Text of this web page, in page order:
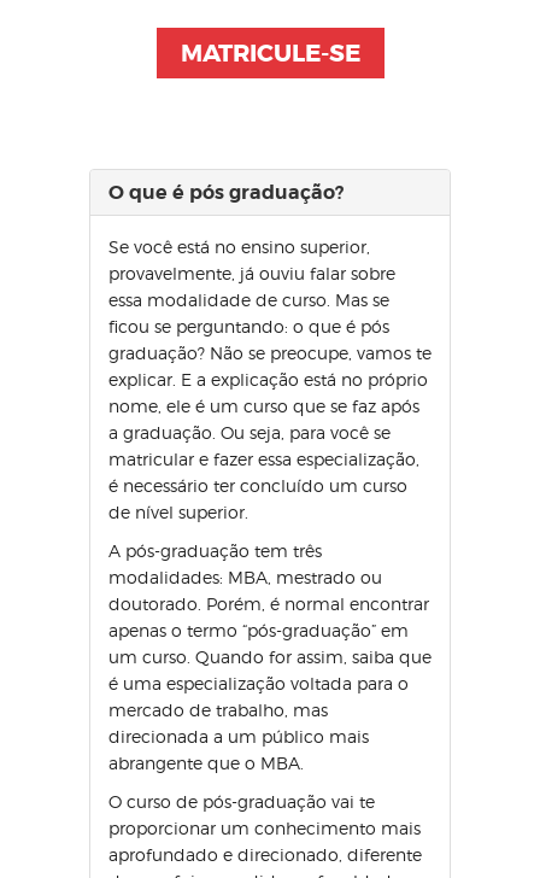
MATRICULE-SE
O que é pós graduação?
Se você está no ensino superior,
provavelmente, já ouviu falar sobre
essa modalidade de curso. Mas se
ficou se perguntando: o que é pós
graduação? Não se preocupe, vamos te
explicar. E a explicação está no próprio
nome, ele é um curso que se faz após
a graduação. Ou seja, para você se
matricular e fazer essa especialização,
é necessário ter concluído um curso
de nível superior.
A pós-graduação tem três
modalidades: MBA, mestrado ou
doutorado. Porém, é normal encontrar
apenas o termo “pós-graduação” em
um curso. Quando for assim, saiba que
é uma especialização voltada para o
mercado de trabalho, mas
direcionada a um público mais
abrangente que o MBA.
O curso de pós-graduação vai te
proporcionar um conhecimento mais
aprofundado e direcionado, diferente